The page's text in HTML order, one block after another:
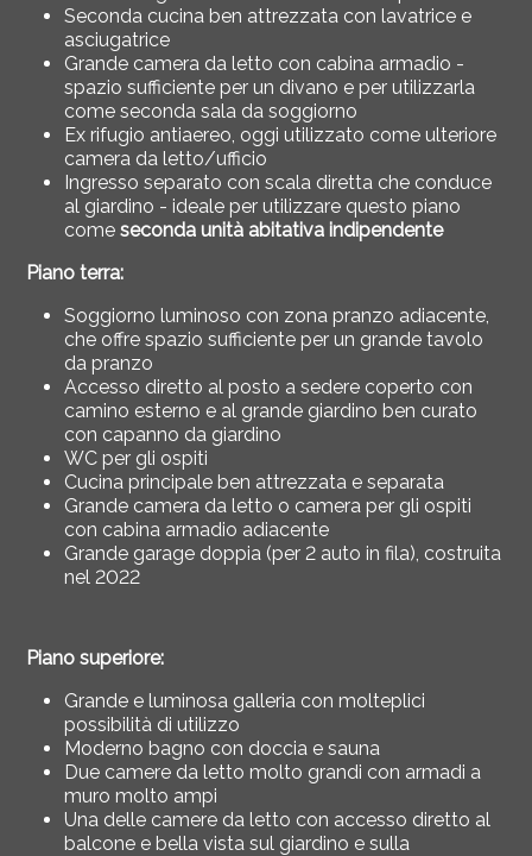
Seconda cucina ben attrezzata con lavatrice e
asciugatrice
Grande camera da letto con cabina armadio -
spazio sufficiente per un divano e per utilizzarla
come seconda sala da soggiorno
Ex rifugio antiaereo, oggi utilizzato come ulteriore
camera da letto/ufficio
Ingresso separato con scala diretta che conduce
al giardino - ideale per utilizzare questo piano
comeseconda unità abitativa indipendente
Piano terra:
Soggiorno luminoso con zona pranzo adiacente,
che offre spazio sufficiente per un grande tavolo
da pranzo
Accesso diretto al posto a sedere coperto con
camino esterno e al grande giardino ben curato
con capanno da giardino
WC per gli ospiti
Cucina principale ben attrezzata e separata
Grande camera da letto o camera per gli ospiti
con cabina armadio adiacente
Grande garage doppia (per 2 auto in fila), costruita
nel 2022
Piano superiore:
Grande e luminosa galleria con molteplici
possibilità di utilizzo
Moderno bagno con doccia e sauna
Due camere da letto molto grandi con armadi a
muro molto ampi
Una delle camere da letto con accesso diretto al
balcone e bella vista sul giardino e sulla